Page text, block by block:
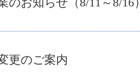
のお知らせ（8/11～8/16）
更のご案内